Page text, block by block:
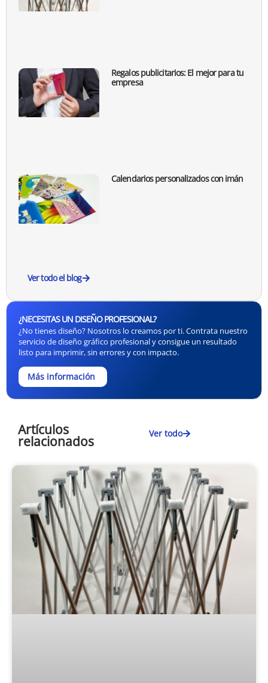
Regalos publicitarios: El mejor para tu
empresa
Calendarios personalizados con imán
Ver todo el blog
¿NECESITAS UN DISEÑO PROFESIONAL?
¿No tienes diseño? Nosotros lo creamos por ti. Contrata nuestro
servicio de diseño gráfico profesional y consigue un resultado
listo para imprimir, sin errores y con impacto.
Más información
Artículos
relacionados Ver todo